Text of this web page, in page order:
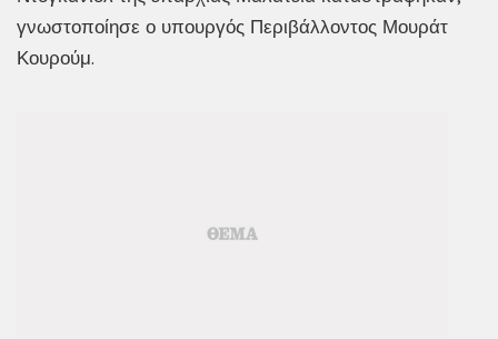
γνωστοποίησε ο υπουργός Περιβάλλοντος Μουράτ
Κουρούμ.